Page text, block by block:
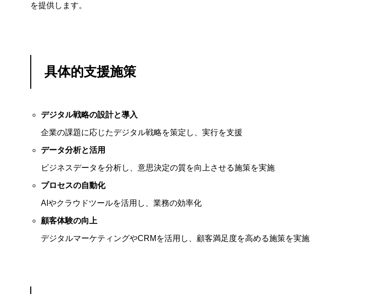
を提供します。
具体的支援施策
デジタル戦略の設計と導入
企業の課題に応じたデジタル戦略を策定し、実行を支援
データ分析と活用
ビジネスデータを分析し、意思決定の質を向上させる施策を実施
プロセスの自動化
AIやクラウドツールを活用し、業務の効率化
顧客体験の向上
デジタルマーケティングやCRMを活用し、顧客満足度を高める施策を実施